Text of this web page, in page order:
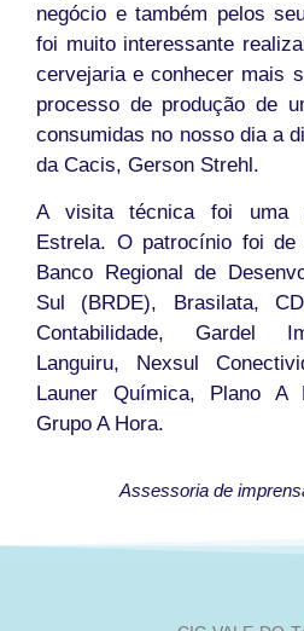
negócio e também pelos
foi muito interessante
cervejaria e conhecer mais
processo de produção de
consumidas no nosso dia a
da Cacis, Gerson Strehl.
A visita técnica foi uma
Estrela. O patrocínio foi
Banco Regional de
Sul (BRDE), Brasilata,
Contabilidade, Gardel
Languiru, Nexsul
Launer Química, Plano A
Grupo A Hora.
Assessoria de